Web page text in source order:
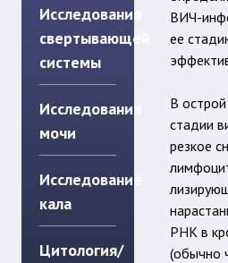
ВИЧ-
ее
В
стадии
резкое
РНК в
(обычно
Исследования
свертывающей
системы
Исследования
мочи
Исследование
кала
Цитология/